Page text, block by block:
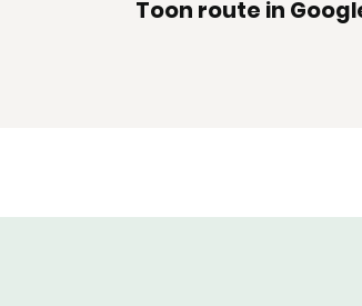
Toon route in